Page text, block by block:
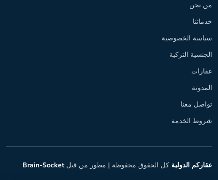
من نحن
خدماتنا
سياسة الخصوصية
الجنسية التركية
عقارات
المدونة
تواصل معنا
شروط الخدمة
عقاركم الدولية كل الحقوق محفوظة | مطور من قبلBrain-Socket